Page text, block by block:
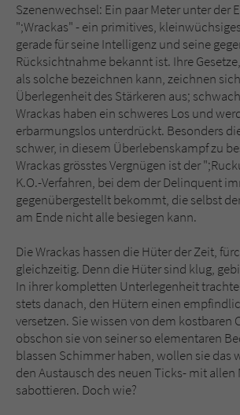
Szenenwechsel: Ein paar Meter unter der
";Wrackas" - ein primitives,
gerade für seine Intelligenz und seine
Rücksichtnahme bekannt ist. Ihre
als solche bezeichnen kann, zeichnen
Überlegenheit des Stärkeren aus;
Wrackas haben ein schweres Los und
erbarmungslos unterdrückt. Besonders
schwer, in diesem Überlebenskampf zu
Wrackas grösstes Vergnügen ist der
K.O.-Verfahren, bei dem der Delinquent
gegenübergestellt bekommt, die selbst
am Ende nicht alle besiegen kann.
Die Wrackas hassen die Hüter der Zeit,
gleichzeitig. Denn die Hüter sind klug,
In ihrer kompletten Unterlegenheit
stets danach, den Hütern einen
versetzen. Sie wissen von dem kostbaren
obschon sie von seiner so elementaren
blassen Schimmer haben, wollen sie das
den Austausch des neuen Ticks- mit allen
sabottieren. Doch wie?